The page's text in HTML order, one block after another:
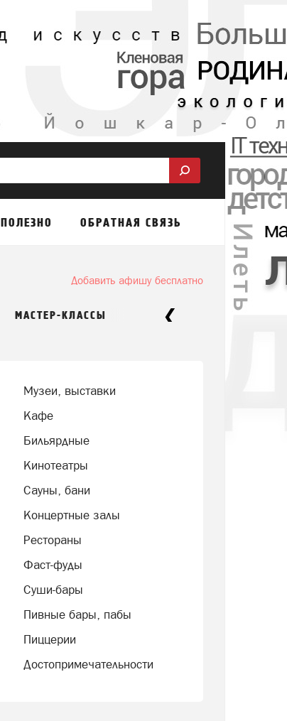
ПОЛЕЗНО ОБРАТНАЯ СВЯЗЬ
Добавить афишу бесплатно
МАСТЕР-КЛАССЫ ДЛЯ ДЕТЕЙ
Музеи, выставки
Кафе
Бильярдные
Кинотеатры
Сауны, бани
Концертные залы
Рестораны
Фаст-фуды
Суши-бары
Пивные бары, пабы
Пиццерии
Достопримечательности